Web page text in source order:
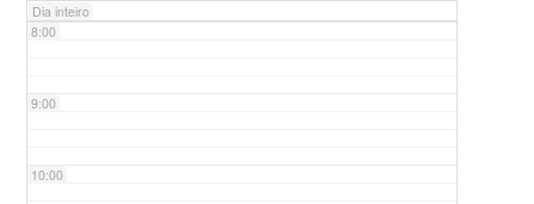
Dia inteiro
8:00
9:00
10:00